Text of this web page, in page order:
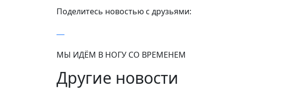
Поделитесь новостью с друзьями:
МЫ ИДЁМ В НОГУ СО ВРЕМЕНЕМ
Другие новости